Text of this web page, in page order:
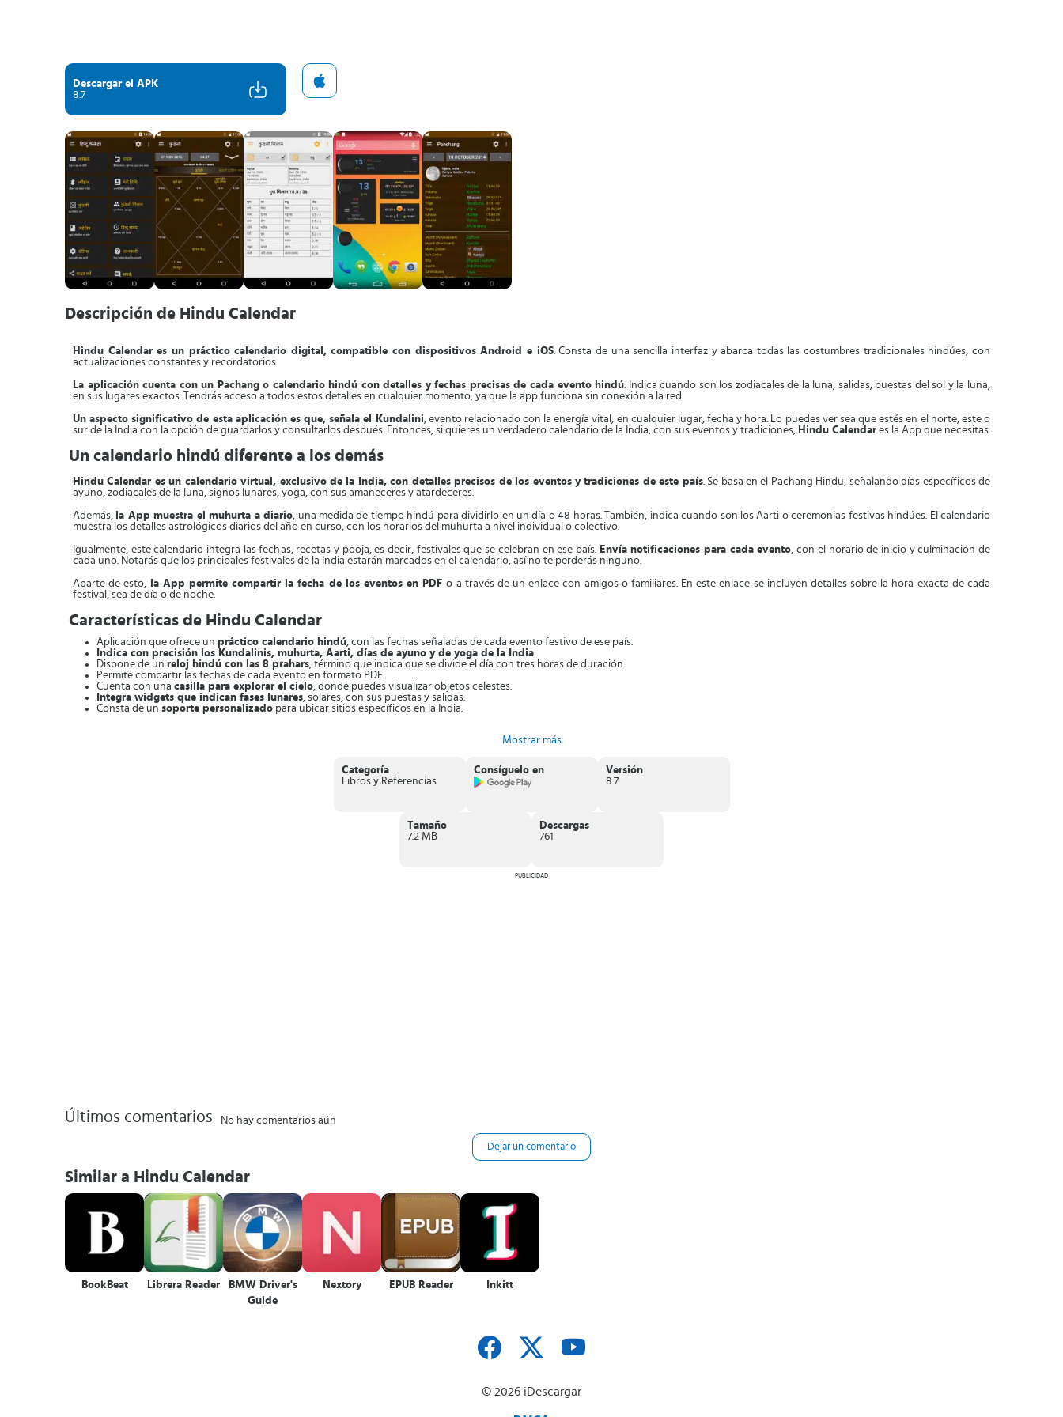
Descargar el APK
8.7
Descripción de Hindu Calendar
Hindu Calendar es un práctico calendario digital, compatible con dispositivos Android e iOS. Consta de una sencilla interfaz y abarca todas las costumbres tradicionales hindúes, con
actualizaciones constantes y recordatorios.
La aplicación cuenta con un Pachang o calendario hindú con detalles y fechas precisas de cada evento hindú. Indica cuando son los zodiacales de la luna, salidas, puestas del sol y la luna,
en sus lugares exactos. Tendrás acceso a todos estos detalles en cualquier momento, ya que la app funciona sin conexión a la red.
Un aspecto significativo de esta aplicación es que, señala el Kundalini, evento relacionado con la energía vital, en cualquier lugar, fecha y hora. Lo puedes ver sea que estés en el norte, este o
sur de la India con la opción de guardarlos y consultarlos después. Entonces, si quieres un verdadero calendario de la India, con sus eventos y tradiciones, Hindu Calendar es la App que necesitas.
Un calendario hindú diferente a los demás
Hindu Calendar es un calendario virtual, exclusivo de la India, con detalles precisos de los eventos y tradiciones de este país. Se basa en el Pachang Hindu, señalando días específicos de
ayuno, zodiacales de la luna, signos lunares, yoga, con sus amaneceres y atardeceres.
Además, la App muestra el muhurta a diario, una medida de tiempo hindú para dividirlo en un día o 48 horas. También, indica cuando son los Aarti o ceremonias festivas hindúes. El calendario
muestra los detalles astrológicos diarios del año en curso, con los horarios del muhurta a nivel individual o colectivo.
Igualmente, este calendario integra las fechas, recetas y pooja, es decir, festivales que se celebran en ese país. Envía notificaciones para cada evento, con el horario de inicio y culminación de
cada uno. Notarás que los principales festivales de la India estarán marcados en el calendario, así no te perderás ninguno.
Aparte de esto, la App permite compartir la fecha de los eventos en PDFo a través de un enlace con amigos o familiares. En este enlace se incluyen detalles sobre la hora exacta de cada
festival, sea de día o de noche.
Características de Hindu Calendar
Aplicación que ofrece un práctico calendario hindú, con las fechas señaladas de cada evento festivo de ese país.
Indica con precisión los Kundalinis, muhurta, Aarti, días de ayuno y de yoga de la India.
Dispone de un reloj hindú con las 8 prahars, término que indica que se divide el día con tres horas de duración.
Permite compartir las fechas de cada evento en formato PDF.
Cuenta con una casilla para explorar el cielo, donde puedes visualizar objetos celestes.
Integra widgets que indican fases lunares, solares, con sus puestas y salidas.
Consta de un soporte personalizado para ubicar sitios específicos en la India.
Mostrar más
Categoría
Libros y Referencias
Consíguelo en
Versión
8.7
Tamaño
7.2 MB
Descargas
761
PUBLICIDAD
Últimos comentarios No hay comentarios aún
Dejar un comentario
Similar a Hindu Calendar
BookBeat Librera Reader
BMW Driver's
Guide
Nextory EPUB Reader Inkitt
© 2026 iDescargar